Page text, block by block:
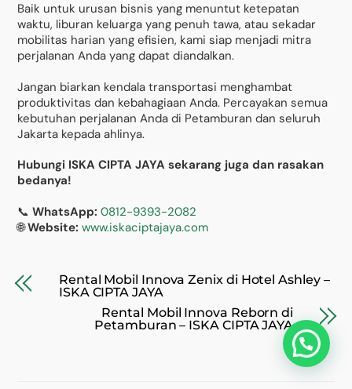
Baik untuk urusan bisnis yang menuntut ketepatan
waktu, liburan keluarga yang penuh tawa, atau sekadar
mobilitas harian yang efisien, kami siap menjadi mitra
perjalanan Anda yang dapat diandalkan.
Jangan biarkan kendala transportasi menghambat
produktivitas dan kebahagiaan Anda. Percayakan semua
kebutuhan perjalanan Anda di Petamburan dan seluruh
Jakarta kepada ahlinya.
Hubungi ISKA CIPTA JAYA sekarang juga dan rasakan
bedanya!
📞WhatsApp: 0812-9393-2082
🌐Website: www.iskaciptajaya.com
Rental Mobil Innova Zenix di Hotel Ashley –
ISKA CIPTA JAYA
Rental Mobil Innova Reborn di
Petamburan – ISKA CIPTA JAYA